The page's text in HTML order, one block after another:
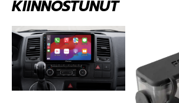
KIINNOSTUNUT